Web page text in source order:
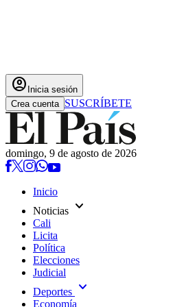
account_circle Inicia sesión
Crea cuenta SUSCRÍBETE
domingo, 9 de agosto de 2026
Inicio
Noticias expand_more
Cali
Licita
Política
Elecciones
Judicial
Deportes expand_more
Economía